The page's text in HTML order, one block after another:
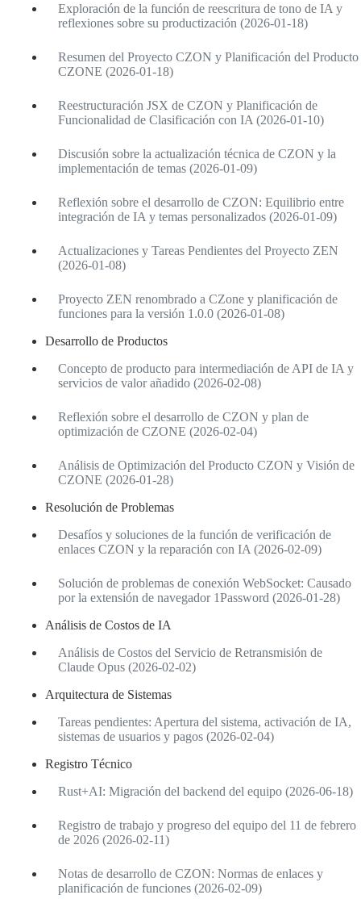
Exploración de la función de reescritura de tono de IA y
reflexiones sobre su productización (2026-01-18)
Resumen del Proyecto CZON y Planificación del Producto
CZONE (2026-01-18)
Reestructuración JSX de CZON y Planificación de
Funcionalidad de Clasificación con IA (2026-01-10)
Discusión sobre la actualización técnica de CZON y la
implementación de temas (2026-01-09)
Reflexión sobre el desarrollo de CZON: Equilibrio entre
integración de IA y temas personalizados (2026-01-09)
Actualizaciones y Tareas Pendientes del Proyecto ZEN
(2026-01-08)
Proyecto ZEN renombrado a CZone y planificación de
funciones para la versión 1.0.0 (2026-01-08)
Desarrollo de Productos
Concepto de producto para intermediación de API de IA y
servicios de valor añadido (2026-02-08)
Reflexión sobre el desarrollo de CZON y plan de
optimización de CZONE (2026-02-04)
Análisis de Optimización del Producto CZON y Visión de
CZONE (2026-01-28)
Resolución de Problemas
Desafíos y soluciones de la función de verificación de
enlaces CZON y la reparación con IA (2026-02-09)
Solución de problemas de conexión WebSocket: Causado
por la extensión de navegador 1Password (2026-01-28)
Análisis de Costos de IA
Análisis de Costos del Servicio de Retransmisión de
Claude Opus (2026-02-02)
Arquitectura de Sistemas
Tareas pendientes: Apertura del sistema, activación de IA,
sistemas de usuarios y pagos (2026-02-04)
Registro Técnico
Rust+AI: Migración del backend del equipo (2026-06-18)
Registro de trabajo y progreso del equipo del 11 de febrero
de 2026 (2026-02-11)
Notas de desarrollo de CZON: Normas de enlaces y
planificación de funciones (2026-02-09)